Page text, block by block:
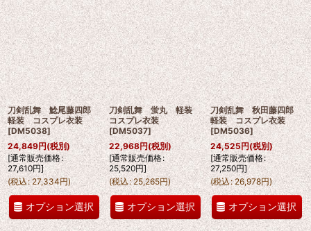
刀剣乱舞 鯰尾藤四郎
軽装 コスプレ衣装
[DM5038]
24,849円(税別)
[通常販売価格:
27,610円]
(税込: 27,334円)
オプション選択
刀剣乱舞 蛍丸 軽装
コスプレ衣装
[DM5037]
22,968円(税別)
[通常販売価格:
25,520円]
(税込: 25,265円)
オプション選択
刀剣乱舞 秋田藤四郎
軽装 コスプレ衣装
[DM5036]
24,525円(税別)
[通常販売価格:
27,250円]
(税込: 26,978円)
オプション選択